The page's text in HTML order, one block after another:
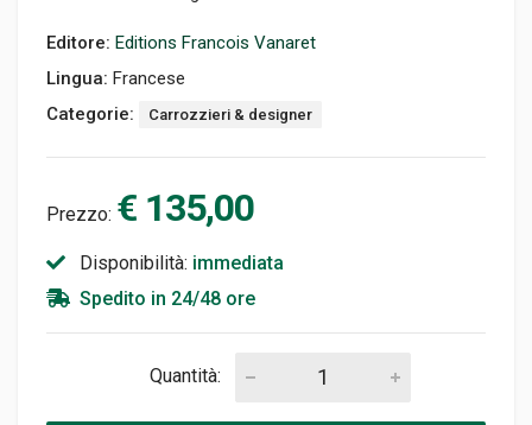
Editore: Editions Francois Vanaret
Lingua: Francese
Categorie:
Carrozzieri & designer
Prezzo: € 135,00
Disponibilità: immediata
Spedito in 24/48 ore
Quantità: